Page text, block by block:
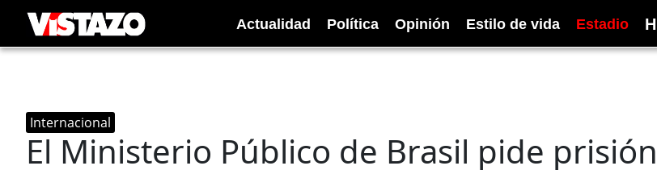
Actualidad Política Opinión Estilo de vida Estadio H
Internacional
El Ministerio Público de Brasil pide prisión